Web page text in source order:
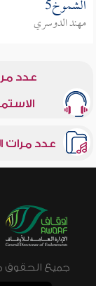
الشموخ5
مهند الدوسري
عدد
عدد مرات
جميع الحقوق محفوظة © 2026